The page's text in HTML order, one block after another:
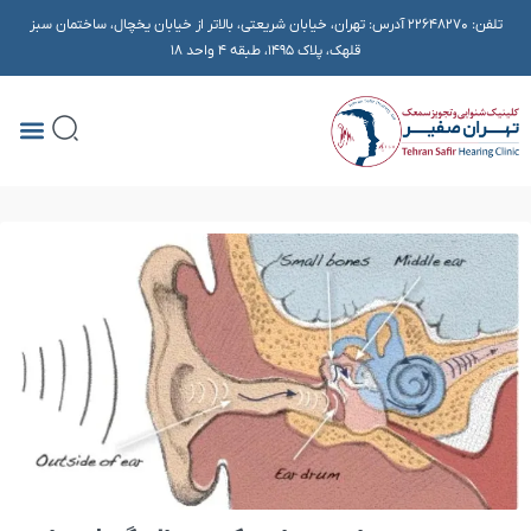
تلفن: 22648270آدرس: تهران، خیابان شریعتی، بالاتر از خیابان یخچال، ساختمان سبز
قلهک، پلاک ۱۴۹۵، طبقه 4 واحد 18